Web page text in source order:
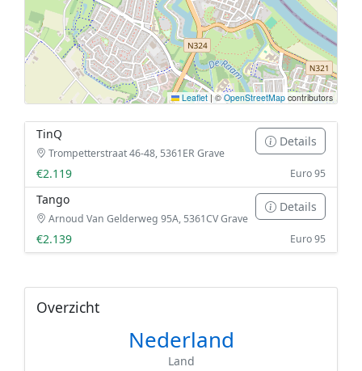
Leaflet | ©OpenStreetMap contributors
TinQ
Trompetterstraat 46-48, 5361ER Grave
Details
€2.119 Euro 95
Tango
Arnoud Van Gelderweg 95A, 5361CV Grave
Details
€2.139 Euro 95
Overzicht
Nederland
Land